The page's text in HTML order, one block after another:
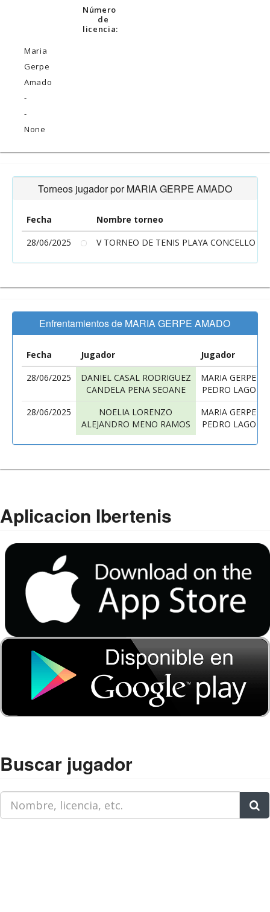
Número
de
licencia:
Maria
Gerpe
Amado
-
-
None
Torneos jugador por MARIA GERPE AMADO
Fecha
Nombre torneo
28/06/2025
V TORNEO DE TENIS PLAYA CONCELLO
Enfrentamientos de MARIA GERPE AMADO
Fecha Jugador
Jugador
28/06/2025
DANIEL CASAL RODRIGUEZ
CANDELA PENA SEOANE
MARIA GERPE
PEDRO LAGO
28/06/2025
NOELIA LORENZO
ALEJANDRO MENO RAMOS
MARIA GERPE
PEDRO LAGO
Aplicacion Ibertenis
Buscar jugador